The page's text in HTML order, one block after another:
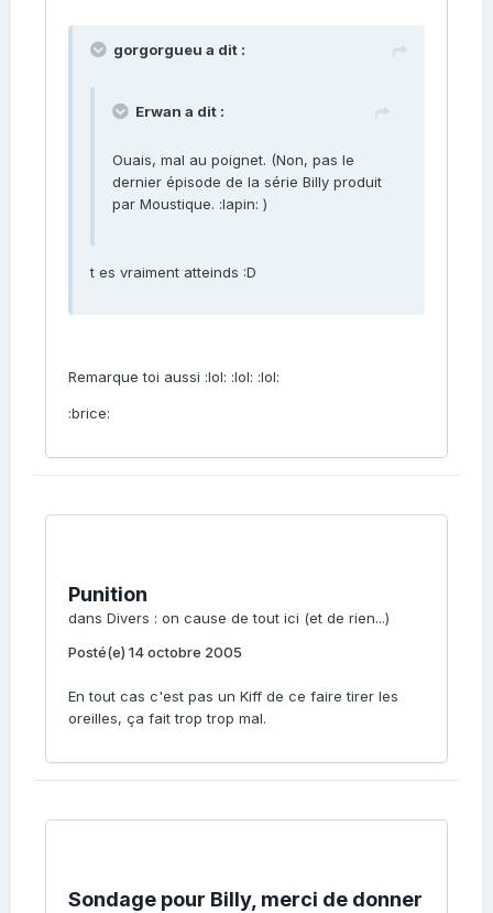
gorgorgueu a dit :
Erwan a dit :
Ouais, mal au poignet. (Non, pas le
dernier épisode de la série Billy produit
par Moustique. :lapin: )
t es vraiment atteinds :D
Remarque toi aussi :lol: :lol: :lol:
:brice:
Punition
dans Divers : on cause de tout ici (et de rien...)
Posté(e) 14 octobre 2005
En tout cas c'est pas un Kiff de ce faire tirer les
oreilles, ça fait trop trop mal.
Sondage pour Billy, merci de donner